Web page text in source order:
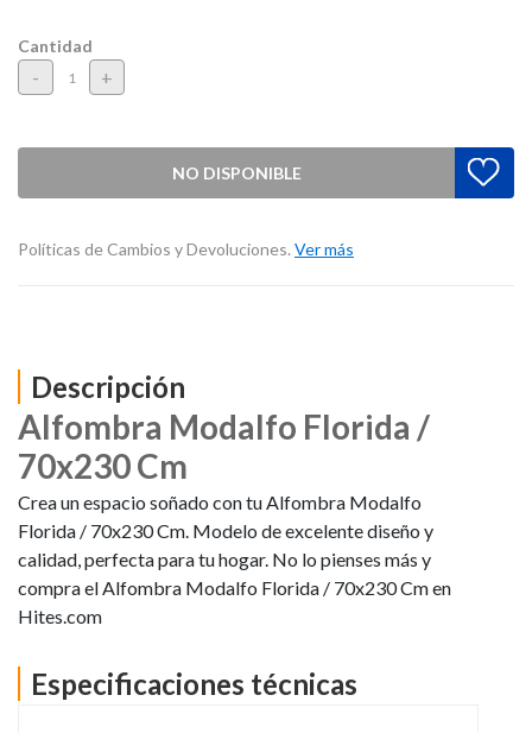
Cantidad
- +
NO DISPONIBLE
Políticas de Cambios y Devoluciones. Ver más
Descripción
Alfombra Modalfo Florida /
70x230 Cm
Crea un espacio soñado con tu Alfombra Modalfo
Florida / 70x230 Cm. Modelo de excelente diseño y
calidad, perfecta para tu hogar. No lo pienses más y
compra el Alfombra Modalfo Florida / 70x230 Cm en
Hites.com
Especificaciones técnicas